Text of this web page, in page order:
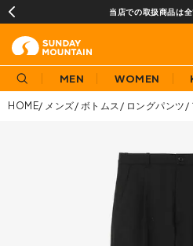
当店での取扱商品は
MEN WOMEN
HOME メンズ ボトムス ロングパンツ